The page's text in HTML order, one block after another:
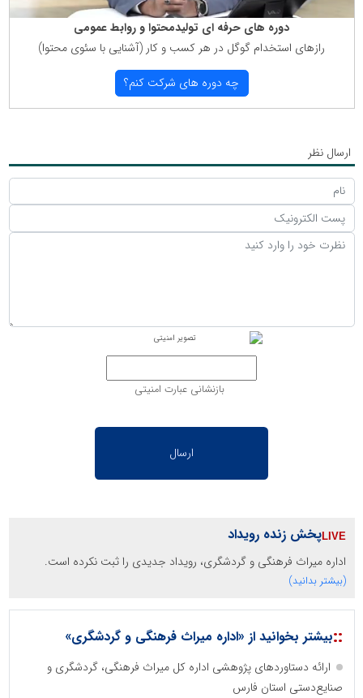
دوره های حرفه ای تولیدمحتوا و روابط عمومی
رازهای استخدام گوگل در هر كسب و كار (آشنایی با سئوی محتوا)
چه دوره های شركت كنم؟
ارسال نظر
بازنشانی عبارت امنیتی
پخش زنده رویداد
اداره میراث فرهنگی و گردشگری، رویداد جدیدی را ثبت نکرده است.
(بیشتر بدانید)
::بیشتر بخوانید از «اداره میراث فرهنگی و گردشگری»
ارائه دستاوردهای پژوهشی اداره کل میراث فرهنگی، گردشگری و
صنایع‌دستی استان فارس